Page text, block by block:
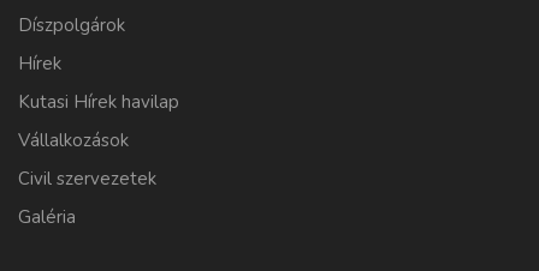
Díszpolgárok
Hírek
Kutasi Hírek havilap
Vállalkozások
Civil szervezetek
Galéria